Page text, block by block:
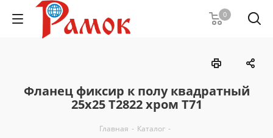
0
Фланец фиксир к полу квадратный
25х25 Т2822 хром Т71
Главная - Каталог -